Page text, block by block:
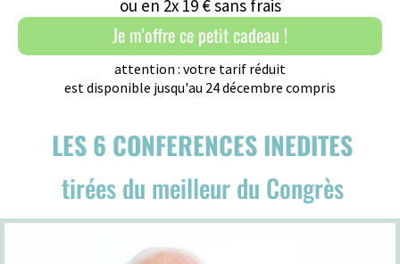
ou en 2x 19 € sans frais
Je m'offre ce petit cadeau !
attention : votre tarif réduit
est disponible jusqu'au 24 décembre compris
LES 6 CONFERENCES INEDITES
tirées du meilleur du Congrès